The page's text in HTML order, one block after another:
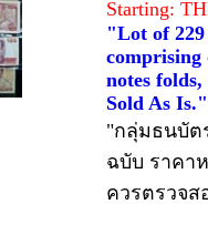
Starting:
"Lot of
comprising
notes
Sold As Is."
"กลุ่มธนบัต
ฉบับ ราคา
ควรตรวจส